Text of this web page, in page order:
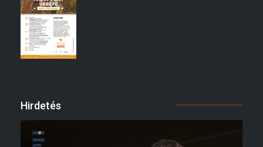
Hirdetés